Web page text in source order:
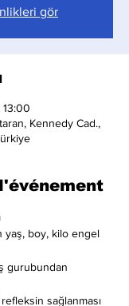
gör
Kennedy Cad.,
yaş, boy, kilo engel
gurubundan
sağlanması